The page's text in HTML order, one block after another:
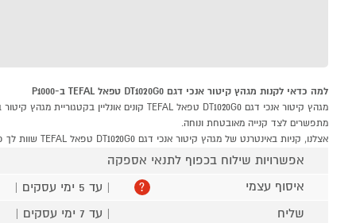
למה כדאי לקנות מגהץ קיטור אנכי דגם DT1020G0 טפאל TEFAL ב-P1000
מתפשרים לצד קנייה מאובטחת ונוחה.
אצלנו, קניות באינטרנט של מגהץ קיטור אנכי דגם DT1020G0 טפאל TEFAL שוות לך פי אלף!
אפשרויות שילוח בכפוף לתנאי אספקה
איסוף עצמי
? | עד 5 ימי עסקים |
שליח
| עד 7 ימי עסקים |